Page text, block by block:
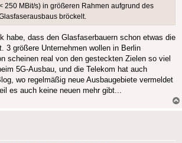
250 MBit/s) in größeren Rahmen aufgrund des
bröckelt.
habe, dass den Glasfaserbauern schon etwas die
3 größere Unternehmen wollen in Berlin
scheinen real von den gesteckten Zielen so viel
5G-Ausbau, und die Telekom hat auch
wo regelmäßig neue Ausbaugebiete vermeldet
es auch keine neuen mehr gibt...